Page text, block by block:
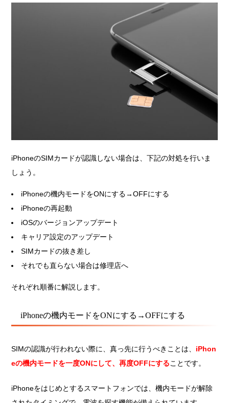
iPhoneのSIMカードが認識しない場合は、下記の対処を行いま
しょう。
iPhoneの機内モードをONにする→OFFにする
iPhoneの再起動
iOSのバージョンアップデート
キャリア設定のアップデート
SIMカードの抜き差し
それでも直らない場合は修理店へ
それぞれ順番に解説します。
iPhoneの機内モードをONにする→OFFにする
SIMの認識が行われない際に、真っ先に行うべきことは、 iPhon
eの機内モードを一度ONにして、再度OFFにすることです。
iPhoneをはじめとするスマートフォンでは、機内モードが解除